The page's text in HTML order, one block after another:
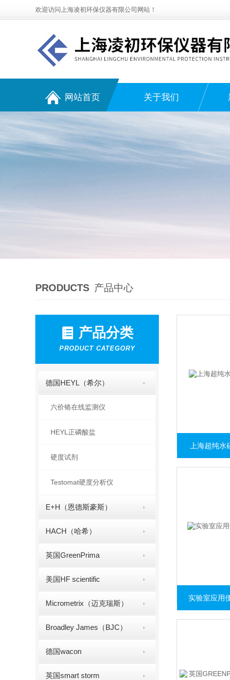
欢迎访问上海凌初环保仪器有限公司网站！
网站首页 关于我们
PRODUCTS 产品中心
产品分类
PRODUCT CATEGORY
德国HEYL（希尔）
六价铬在线监测仪
HEYL正磷酸盐
硬度试剂
Testomat硬度分析仪
E+H（恩德斯豪斯）
HACH（哈希）
英国GreenPrima
美国HF scientific
Micrometrix（迈克瑞斯）
Broadley James（BJC）
德国wacon
英国smart storm
上海超纯
实验室应用